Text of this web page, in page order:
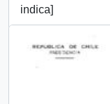
indica]